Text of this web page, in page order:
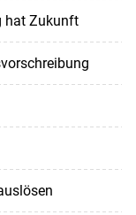
hat Zukunft